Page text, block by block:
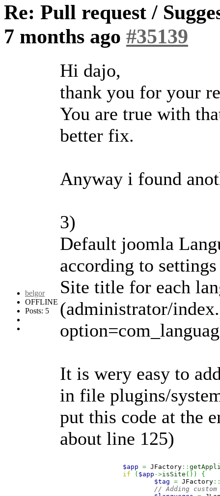
Re: Pull request /
7 months ago #35139
belgor
OFFLINE
Posts: 5
Hi dajo,
thank you for your
You are true with
better fix.
Anyway i found
3)
Default joomla
according to
Site title for each
(administrator/
It is wery easy to
in file plugins/
put this code at the
about line 125)
$app = JFactory ::
if
( $app ->isSite ( ) )
{
$tag = JFactory
// Adding custom